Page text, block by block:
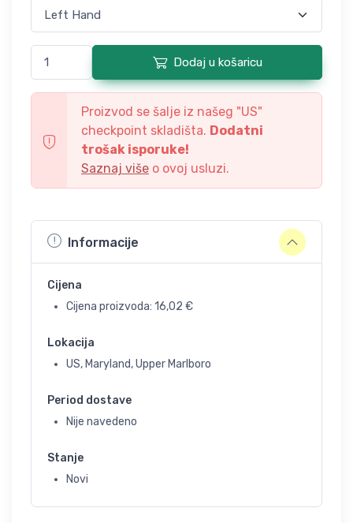
Dodaj u košaricu
Proizvod se šalje iz našeg "US"
checkpoint skladišta. Dodatni
trošak isporuke!
Saznaj više o ovoj usluzi.
Informacije
Cijena
Cijena proizvoda: 16,02 €
Lokacija
US, Maryland, Upper Marlboro
Period dostave
Nije navedeno
Stanje
Novi